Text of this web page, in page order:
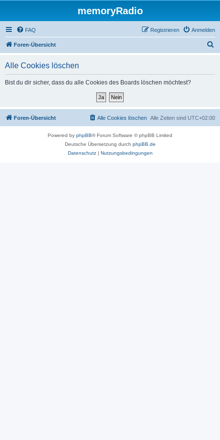
memoryRadio
FAQ Anmelden
Registrieren
Foren-Übersicht
Alle Cookies löschen
Bist du dir sicher, dass du alle Cookies des Boards löschen möchtest?
Foren-Übersicht Alle Zeiten sind UTC+02:00
Alle Cookies löschen
Powered by phpBB® Forum Software © phpBB Limited
Deutsche Übersetzung durch phpBB.de
Datenschutz| Nutzungsbedingungen